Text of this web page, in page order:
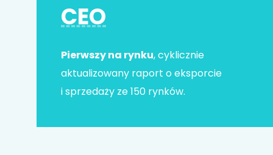
CEO
Pierwszy na rynku, cyklicznie
aktualizowany raport o eksporcie
i sprzedaży ze 150 rynków.